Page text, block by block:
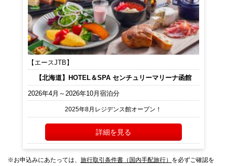
【エースJTB】
【北海道】HOTEL＆SPA センチュリーマリーナ函館
2026年4月～2026年10月宿泊分
2025年8月レジデンス館オープン！
詳細を見る
お申込みにあたっては、 旅行取引条件書（国内手配旅行） を必ずご確認を